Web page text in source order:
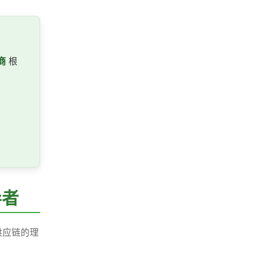
根
链的理